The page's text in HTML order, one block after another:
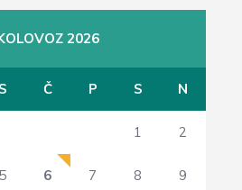
2026
S Č P S N
1 2
5 6 7 8 9